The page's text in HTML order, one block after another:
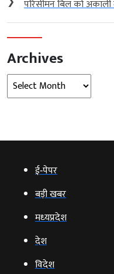
परिसीमन बिल को
Archives
Archives
ई‑पेपर
बड़ी खबर
मध्‍यप्रदेश
देश
विदेश